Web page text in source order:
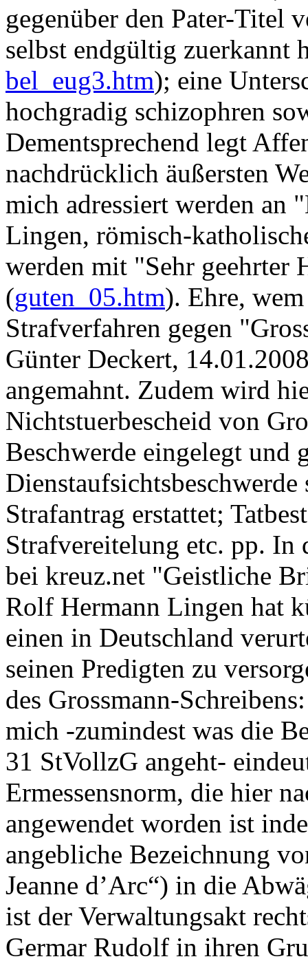
gegenüber den Pater-Titel
selbst endgültig zuerkannt
bel_eug3.htm); eine
hochgradig schizophren
Dementsprechend legt
nachdrücklich äußersten
mich adressiert werden an
Lingen, römisch-
werden mit "Sehr geehrter
(guten_05.htm). Ehre,
Strafverfahren gegen
Günter Deckert,
angemahnt. Zudem wird
Nichtstuerbescheid von
Beschwerde eingelegt und
Strafantrag erstattet;
Strafvereitelung etc. pp.
bei kreuz.net "Geistliche
Rolf Hermann Lingen hat
einen in Deutschland
seinen Predigten zu
des Grossmann-
mich -zumindest was die
31 StVollzG angeht-
Ermessensnorm, die hier
angewendet worden ist
angebliche Bezeichnung
Jeanne d’Arc“) in die
ist der Verwaltungsakt
Germar Rudolf in ihren